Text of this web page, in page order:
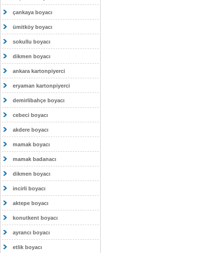
çankaya boyacı
ümitköy boyacı
sokullu boyacı
dikmen boyacı
ankara kartonpiyerci
eryaman kartonpiyerci
demirlibahçe boyacı
cebeci boyacı
akdere boyacı
mamak boyacı
mamak badanacı
dikmen boyacı
incirli boyacı
aktepe boyacı
konutkent boyacı
ayrancı boyacı
etlik boyacı